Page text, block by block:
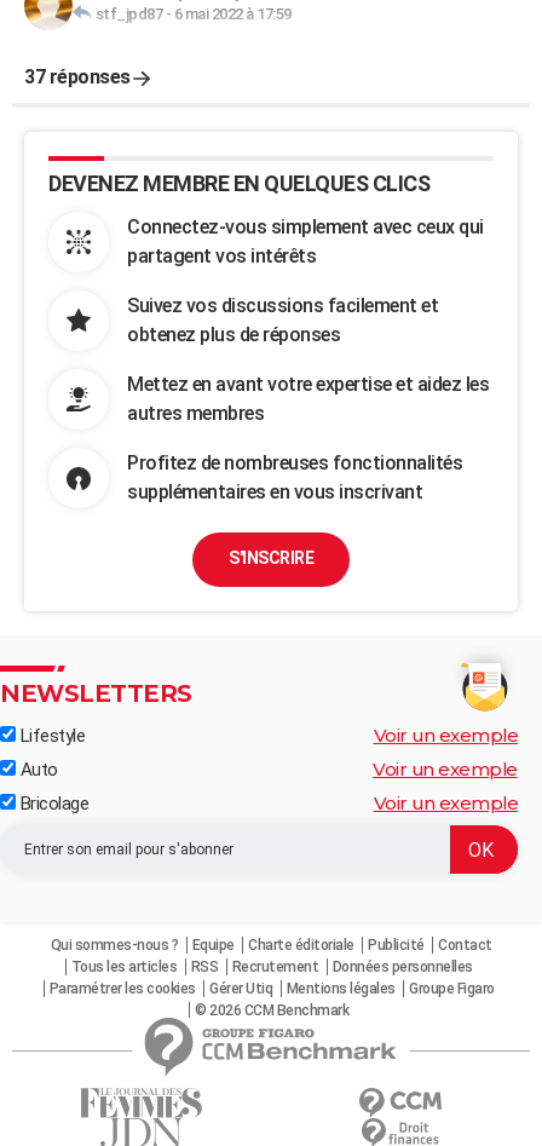
stf_jpd87- 6 mai 2022 à 17:59
37 réponses
DEVENEZ MEMBRE EN QUELQUES CLICS
Connectez-vous simplement avec ceux qui
partagent vos intérêts
Suivez vos discussions facilement et
obtenez plus de réponses
Mettez en avant votre expertise et aidez les
autres membres
Profitez de nombreuses fonctionnalités
supplémentaires en vous inscrivant
S'INSCRIRE
NEWSLETTERS
Lifestyle Voir un exemple
Auto Voir un exemple
Bricolage Voir un exemple
Qui sommes-nous ? Equipe Charte éditoriale Publicité
Contact
Tous les articles
RSS Recrutement
Données personnelles
Paramétrer les cookies
Gérer Utiq Mentions légales
Groupe Figaro
© 2026 CCM Benchmark